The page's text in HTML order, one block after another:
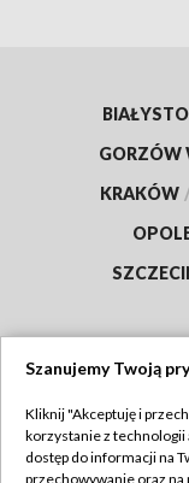
GORZÓW
KRAKÓW
Szanujemy Twoją
Kliknij "Akceptuję i
korzystanie z technologii
dostęp do informacji na
przechowywanie oraz